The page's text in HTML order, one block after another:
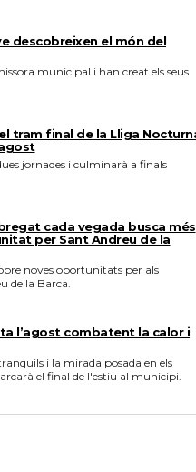
descobreixen el món del
municipal i han creat els seus
tram final de la Lliga
jornades i culminarà a finals
cada vegada busca més
per Sant Andreu de la
noves oportunitats per als
de la Barca.
l’agost combatent la calor i
i la mirada posada en els
el final de l'estiu al municipi.